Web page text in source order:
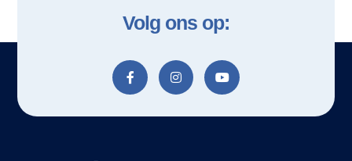
Volg ons op: